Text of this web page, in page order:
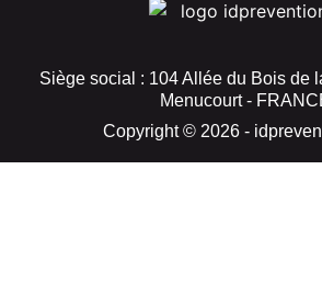
Siège social : 104 Allée du Bois de
Menucourt -
Copyright © 2026 -